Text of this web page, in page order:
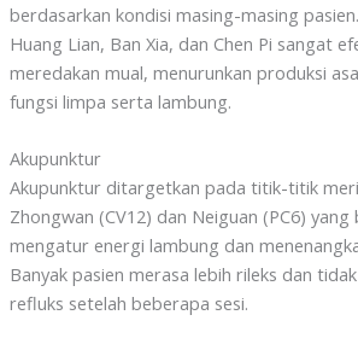
berdasarkan kondisi masing-masing
Huang Lian, Ban Xia, dan Chen Pi sangat
meredakan mual, menurunkan produksi
fungsi limpa serta lambung.
Akupunktur
Akupunktur ditargetkan pada titik-titik
Zhongwan (CV12) dan Neiguan (PC6)
mengatur energi lambung dan
Banyak pasien merasa lebih rileks dan
refluks setelah beberapa sesi.